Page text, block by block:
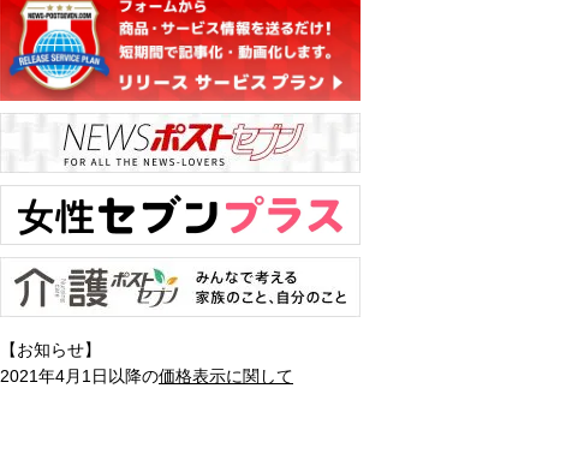
【お知らせ】
2021年4月1日以降の価格表示に関して